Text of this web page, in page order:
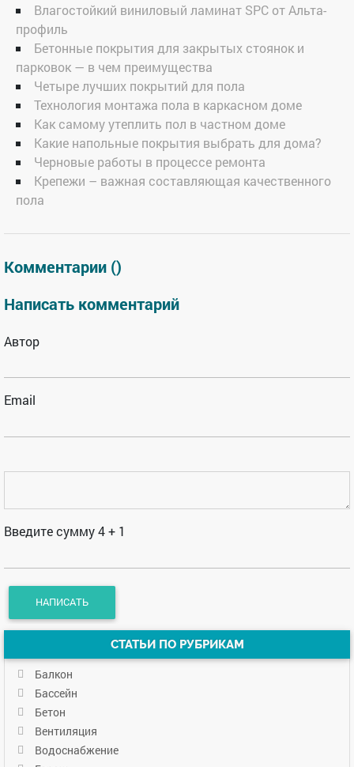
Влагостойкий виниловый ламинат SPC от Альта-
профиль
Бетонные покрытия для закрытых стоянок и
парковок — в чем преимущества
Четыре лучших покрытий для пола
Технология монтажа пола в каркасном доме
Как самому утеплить пол в частном доме
Какие напольные покрытия выбрать для дома?
Черновые работы в процессе ремонта
Крепежи – важная составляющая качественного
пола
Комментарии ()
Написать комментарий
Автор
Email
Введите сумму 4 + 1
СТАТЬИ ПО РУБРИКАМ
Балкон
Бассейн
Бетон
Вентиляция
Водоснабжение